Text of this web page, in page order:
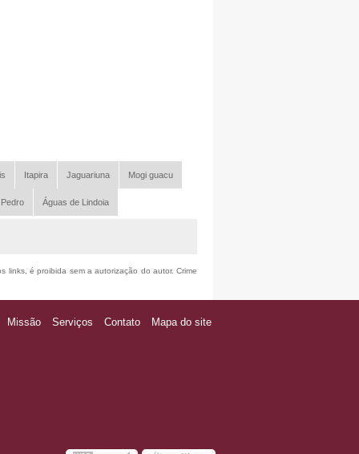
Itapira Jaguariuna Mogi guacu
Águas de Lindoia
links, é proibida sem a autorização do autor. Crime
Missão Serviços Contato Mapa do site